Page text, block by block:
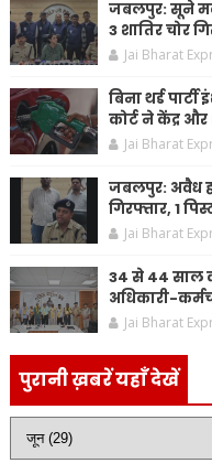
जबलपुर: सूने
3 शातिर चोर
Jai Bharat
बिना थर्ड
कोर्ट ने केंद्र और
Jai Bharat
जबलपुर: अवैध
गिरफ्तार, 1
Jai Bharat
34 से 44 साल
अधिकारी-
Jai Bharat
पुरानी ख़बरें यहाँ देखें